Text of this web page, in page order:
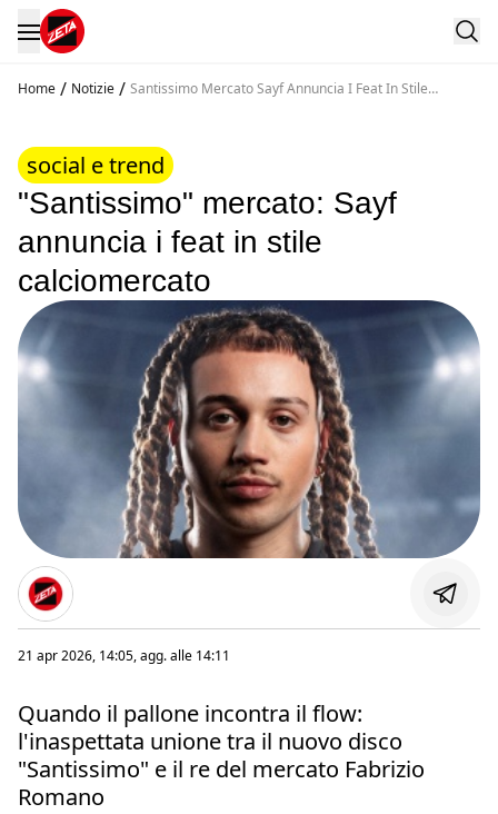
Home / Notizie / Santissimo Mercato Sayf Annuncia I Feat In Stile
social e trend
"Santissimo" mercato: Sayf
annuncia i feat in stile
calciomercato
21 apr 2026, 14:05, agg. alle 14:11
Quando il pallone incontra il flow:
l'inaspettata unione tra il nuovo disco
"Santissimo" e il re del mercato Fabrizio
Romano